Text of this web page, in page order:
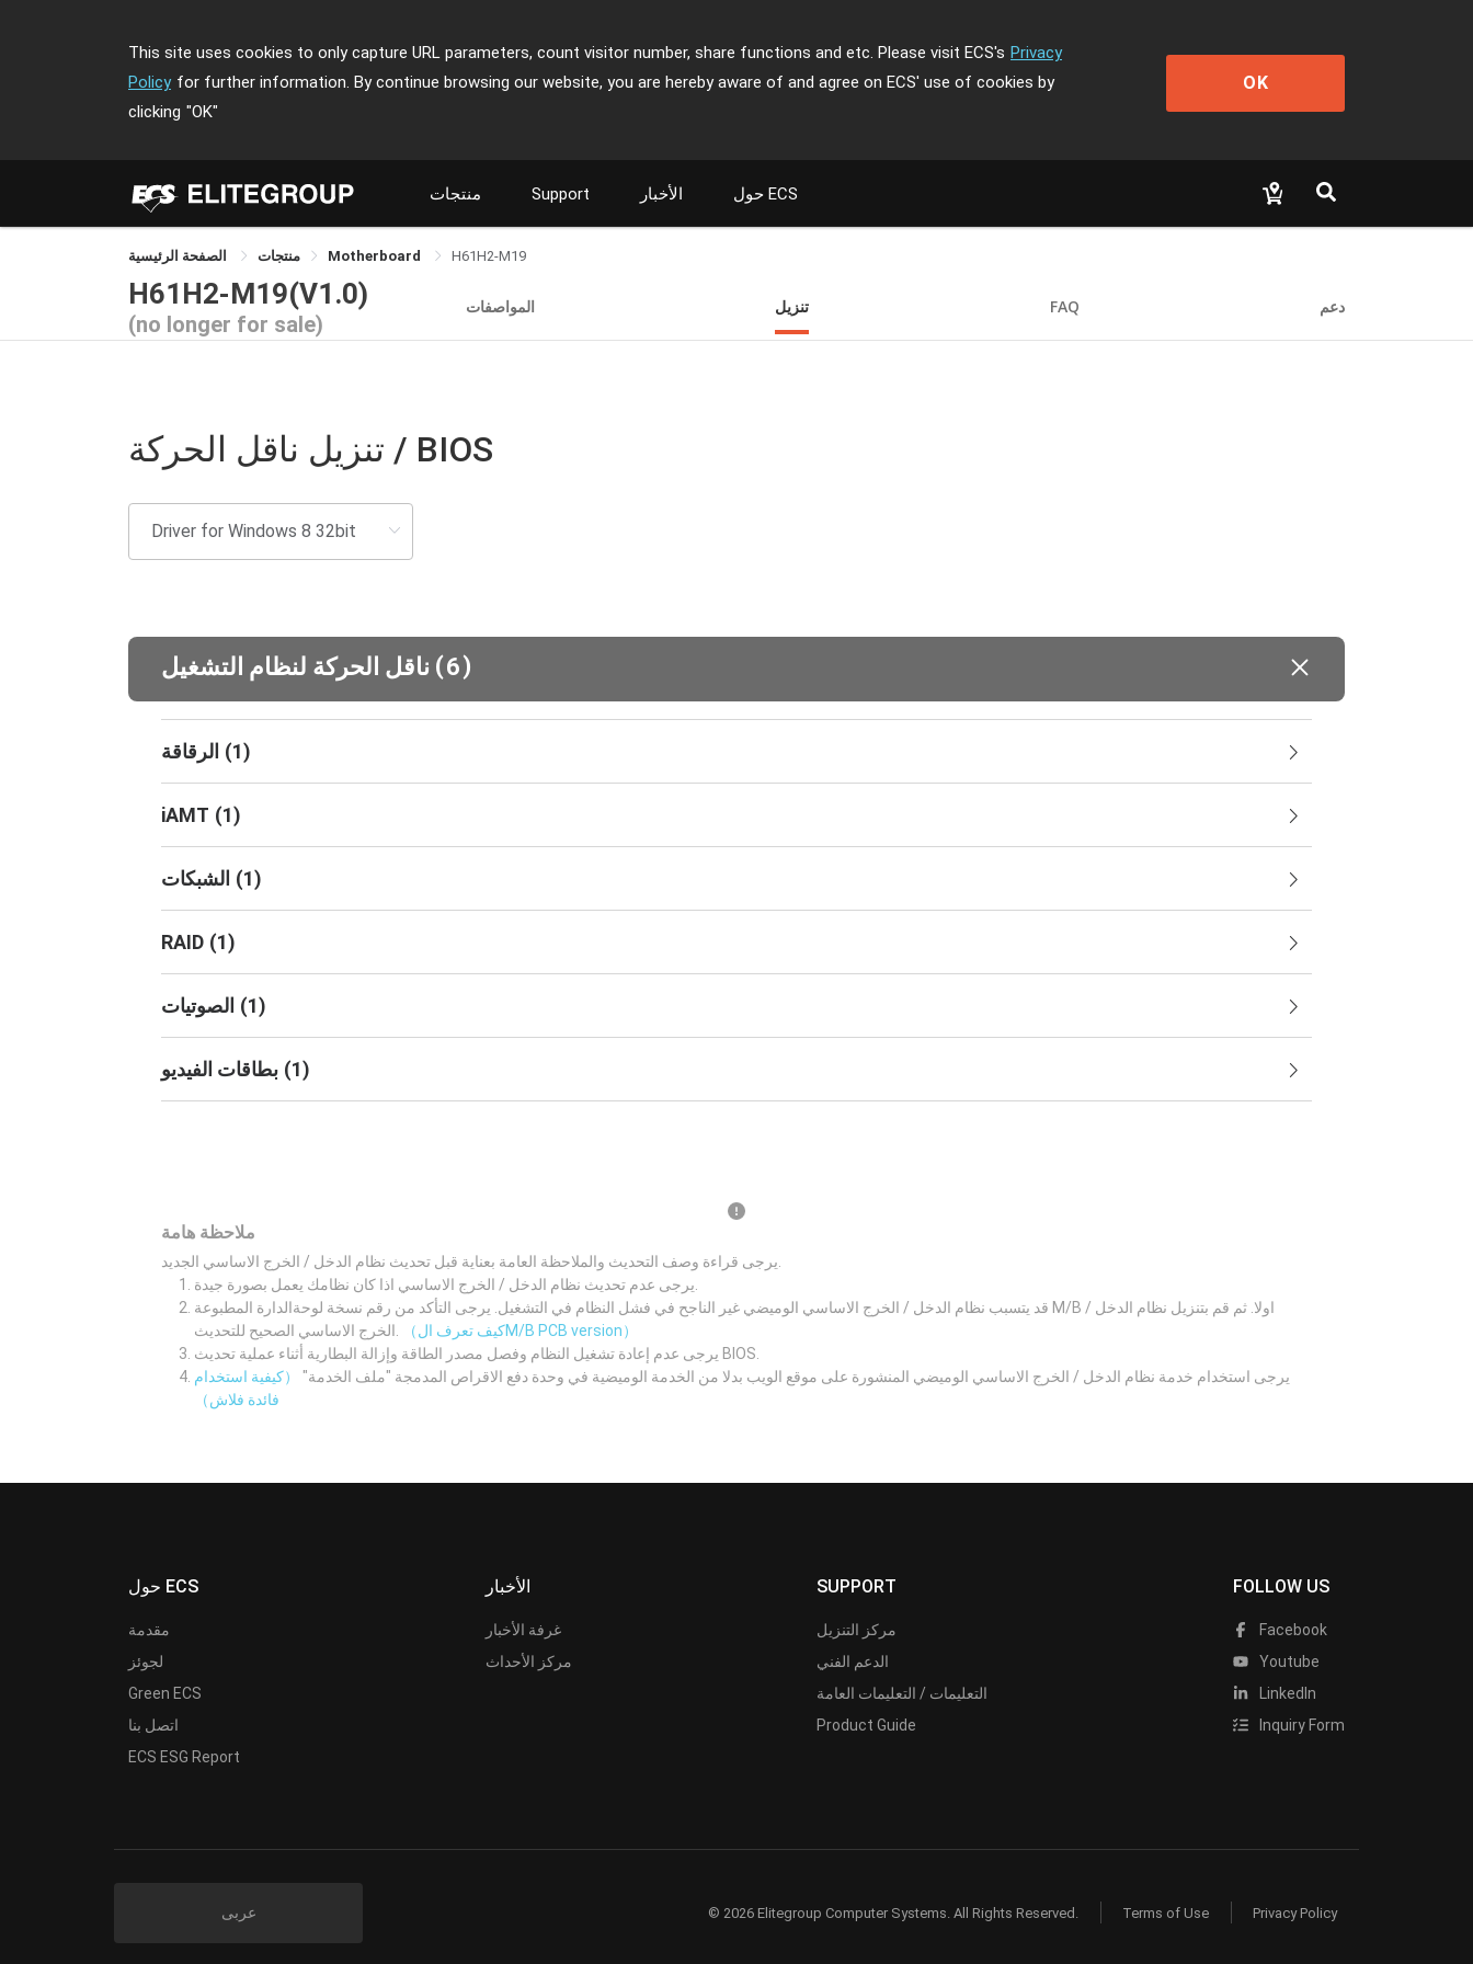
This site uses cookies to only capture URL parameters, count visitor number, share functions and etc. Please visit ECS's Privacy
Policy for further information. By continue browsing our website, you are hereby aware of and agree on ECS' use of cookies by
clicking "OK"
OK
منتجات Support الأخبار حول ECS
منتجات Motherboard H61H2-M19
H61H2-M19(V1.0)
(no longer for sale)
المواصفات تنزيل FAQ دعم
تنزيل ناقل الحركة / BIOS
(6)
الرقاقة (1)
iAMT (1)
الشبكات (1)
RAID (1)
الصوتيات (1)
بطاقات الفيديو (1)
ملاحظة هامة
قد يتسبب نظام الدخل / الخرج الاساسي الوميضي غير الناجح في فشل النظام في التشغيل. يرجى التأكد من رقم نسخة لوحةالدارة المطبوعة M/B اولا. ثم قم بتنزيل نظام الدخل /
（كيف تعرف الM/B PCB version）
يرجى عدم إعادة تشغيل النظام وفصل مصدر الطاقة وإزالة البطارية أثناء عملية تحديث BIOS.
يرجى استخدام خدمة نظام الدخل / الخرج الاساسي الوميضي المنشورة على موقع الويب بدلا من الخدمة الوميضية في وحدة دفع الاقراص المدمجة "ملف الخدمة"
（كيفية استخدام
فائدة فلاش）
حول ECS
مقدمة
لجوئز
Green ECS
اتصل بنا
ECS ESG Report
الأخبار
غرفة الأخبار
مركز الأحداث
SUPPORT
مركز التنزيل
الدعم الفني
التعليمات / التعليمات العامة
Product Guide
FOLLOW US
Facebook
Youtube
LinkedIn
Inquiry Form
عربى © 2026 Elitegroup Computer Systems. All Rights Reserved. Terms of Use Privacy Policy